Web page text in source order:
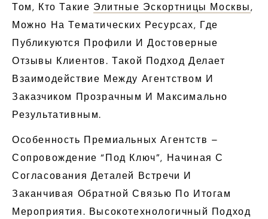
Том, Кто Такие Элитные Эскортницы Москвы,
Можно На Тематических Ресурсах, Где
Публикуются Профили И Достоверные
Отзывы Клиентов. Такой Подход Делает
Взаимодействие Между Агентством И
Заказчиком Прозрачным И Максимально
Результативным.
Особенность Премиальных Агентств –
Сопровождение “под Ключ”, Начиная С
Согласования Деталей Встречи И
Заканчивая Обратной Связью По Итогам
Мероприятия. Высокотехнологичный Подход